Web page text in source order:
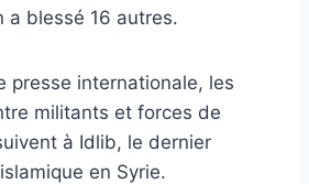
a blessé 16 autres.
presse internationale, les
militants et forces de
à Idlib, le dernier
en Syrie.